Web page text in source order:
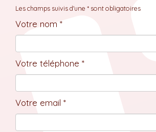
Les champs suivis d'une * sont obligatoires
Votre nom *
Votre téléphone *
Votre email *